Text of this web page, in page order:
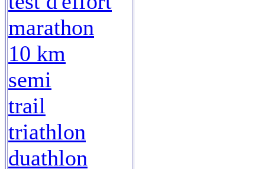
marathon
10 km
semi
trail
triathlon
duathlon